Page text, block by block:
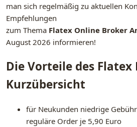
man sich regelmäßig zu aktuellen
Empfehlungen
zum Thema Flatex Online Broker
August 2026 informieren!
Die Vorteile des
Kurzübersicht
für Neukunden niedrige
reguläre Order je 5,90 Euro